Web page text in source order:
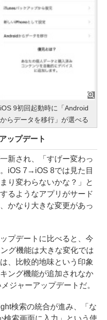
iOS 9初回起動時に「Android
からデータを移行」が選べる
ップデート
新され、「すげー変わっ
iOS 7→iOS 8では見た目
り変わらないかな？」と
るようなアプリがサード
かなり大きな変更があっ
プデートに比べると、今
グ機能は大きな変化では
、比較的地味という印象
ング機能が追加されなか
ジャーアップデートだ。
検索の統合が進み、「な
検索画面に入力」という使